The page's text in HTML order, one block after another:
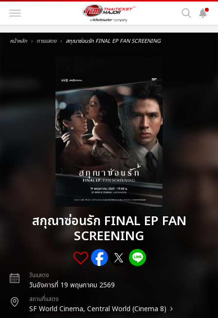
หน้าหลัก การแสดง สกุณาซ่อนรัก FINAL EP FAN SCREENING
สกุณาซ่อนรัก FINAL EP FAN
SCREENING
วันแสดง
วันอังคารที่ 19 พฤษภาคม 2569
สถานที่แสดง
SF World Cinema, Central World (Cinema 8)